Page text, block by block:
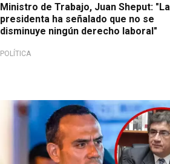
Ministro de Trabajo, Juan Sheput: "La
presidenta ha señalado que no se
disminuye ningún derecho laboral"
POLÍTICA
Por contrataciones con el Estado